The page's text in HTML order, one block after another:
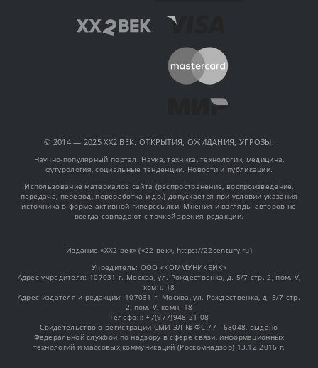
© 2014 — 2025 XX2 ВЕК. ОТКРЫТИЯ, ОЖИДАНИЯ, УГРОЗЫ.
Научно-популярный портал. Наука, техника, технологии, медицина,
футурология, социальные тенденции. Новости и публикации.
Использование материалов сайта (распространение, воспроизведение,
передача, перевод, переработка и др.) допускается при условии указания
источника в форме активной гиперссылки. Мнения и взгляды авторов не
всегда совпадают с точкой зрения редакции.
Издание «XX2 век» («22 век», https://22century.ru)
Учредитель: OOO «КОММУНИКЕЙК»
Адрес учредителя: 107031 г. Москва, ул. Рождественка, д. 5/7 стр. 2, пом. V,
комн. 18
Адрес издателя и редакции: 107031 г. Москва, ул. Рождественка, д. 5/7 стр.
2, пом. V, комн. 18
Телефон: +7(977)948-21-08
Свидетельство о регистрации СМИ ЭЛ № ФС 77 - 68048, выдано
Федеральной службой по надзору в сфере связи, информационных
технологий и массовых коммуникаций (Роскомнадзор) 13.12.2016 г.